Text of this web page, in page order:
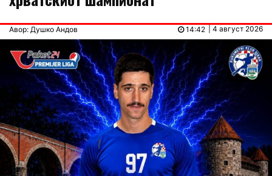
Авор: Душко Андов | 4 август 2026
14:42